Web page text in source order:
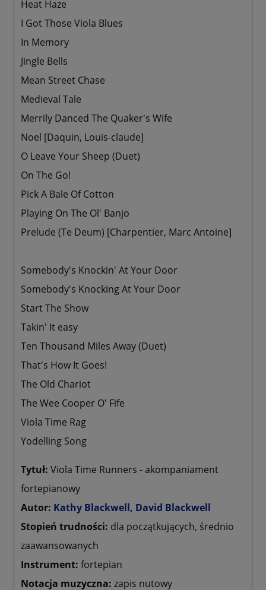
Heat Haze
I Got Those Viola Blues
In Memory
Jingle Bells
Mean Street Chase
Medieval Tale
Merrily Danced The Quaker's Wife
Noel [Daquin, Louis-claude]
O Leave Your Sheep (Duet)
On The Go!
Pick A Bale Of Cotton
Playing On The Ol' Banjo
Prelude (Te Deum) [Charpentier, Marc Antoine]
Somebody's Knockin' At Your Door
Somebody's Knocking At Your Door
Start The Show
Takin' It easy
Ten Thousand Miles Away (Duet)
That's How It Goes!
The Old Chariot
The Wee Cooper O' Fife
Viola Time Rag
Yodelling Song
Tytuł: Viola Time Runners - akompaniament
fortepianowy
Autor: Kathy Blackwell, David Blackwell
Stopień trudności: dla początkujących, średnio
zaawansowanych
Instrument: fortepian
Notacja muzyczna: zapis nutowy